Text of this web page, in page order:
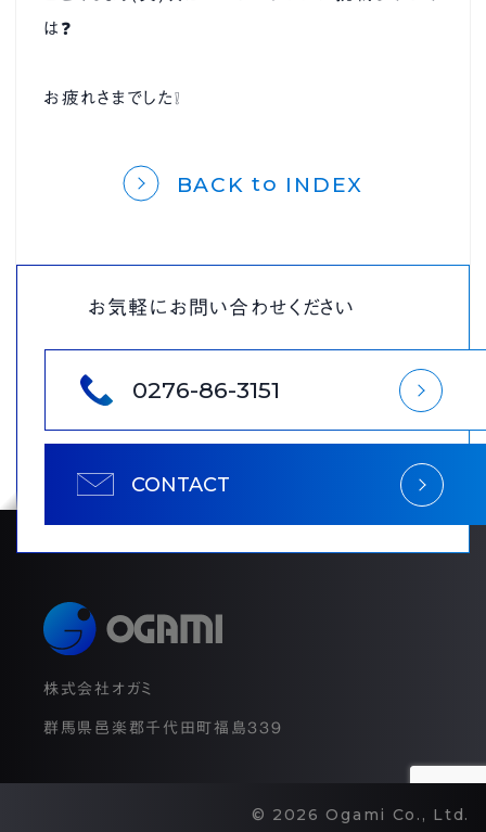
は❓
お疲れさまでした❕
BACK to INDEX
お気軽にお問い合わせください
0276-86-3151
CONTACT
株式会社オガミ
群馬県邑楽郡千代田町福島339
© 2026 Ogami Co., Ltd.